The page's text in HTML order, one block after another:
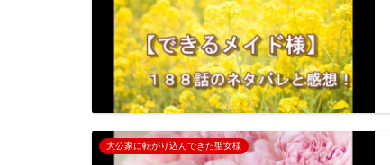
大公家に転がり込んできた聖女様